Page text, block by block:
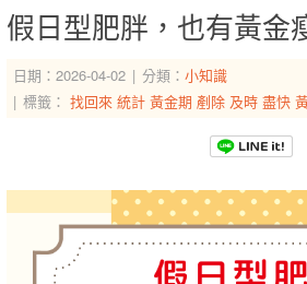
假日型肥胖，也有黃金
日期：2026-04-02 分類： 小知識
標籤： 找回來 統計 黃金期 剷除 及時 盡快